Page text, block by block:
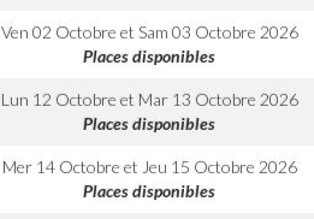
Ven 02 Octobre et Sam 03 Octobre 2026
Places disponibles
Lun 12 Octobre et Mar 13 Octobre 2026
Places disponibles
Mer 14 Octobre et Jeu 15 Octobre 2026
Places disponibles